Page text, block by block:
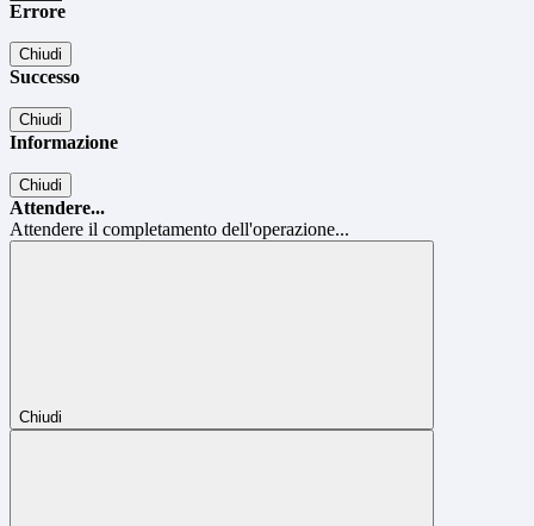
Errore
Chiudi
Successo
Chiudi
Informazione
Chiudi
Attendere...
Attendere il completamento dell'operazione...
Chiudi